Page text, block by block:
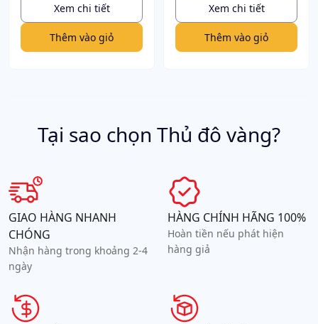
Xem chi tiết
Thêm vào giỏ
Xem chi tiết
Thêm vào giỏ
Tại sao chọn Thủ đô vàng?
GIAO HÀNG NHANH
CHÓNG
Nhận hàng trong khoảng 2-4
ngày
HÀNG CHÍNH HÃNG 100%
Hoàn tiền nếu phát hiện
hàng giả